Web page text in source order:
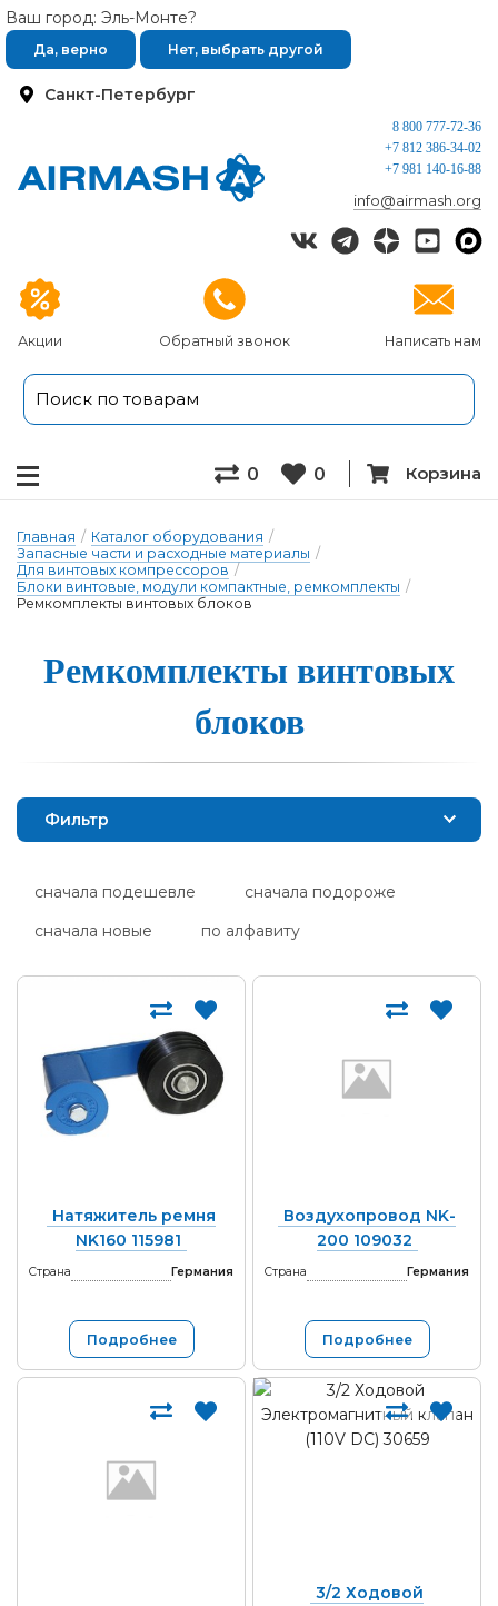
Санкт-Петербург
Ваш город: Эль-Монте?
Да, верно Нет, выбрать другой
Акции Обратный звонок Написать нам
8 800 777-72-36
+7 812 386-34-02
+7 981 140-16-88
info@airmash.org
0 0 Корзина
Главная / Каталог оборудования /
Запасные части и расходные материалы /
Для винтовых компрессоров /
Блоки винтовые, модули компактные, ремкомплекты /
Ремкомплекты винтовых блоков
Ремкомплек­ты вин­то­вых
бло­ков
Фильтр
сначала подешевле
сначала подороже
сначала новые
по алфавиту
Натяжитель ремня
NK160 115981
Страна Германия
Подробнее
Воздухопровод NK-
200 109032
Страна Германия
Подробнее
3/2 Ходовой